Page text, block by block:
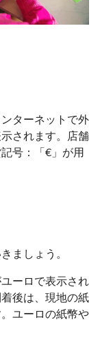
ターネットで外
されます。店舗
号：「€」が用
ましょう。
ーロで表示され
後は、現地の紙
ユーロの紙幣や